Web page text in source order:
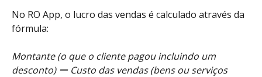
No RO App, o lucro das vendas é calculado através da
fórmula:
Montante (o que o cliente pagou incluindo um
desconto) ー Custo das vendas (bens ou serviços